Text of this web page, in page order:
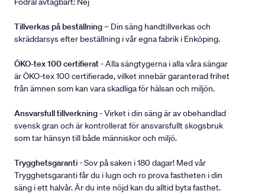
Tillverkas på beställning– Din säng handtillverkas och
skräddarsys efter beställning i vår egna fabrik i Enköping.
ÖKO-tex 100 certifierat- Alla sängtygerna i alla våra sängar
är ÖKO-tex 100 certifierade, vilket innebär garanterad frihet
från ämnen som kan vara skadliga för hälsan och miljön.
Ansvarsfull tillverkning- Virket i din säng är av obehandlad
svensk gran och är kontrollerat för ansvarsfullt skogsbruk
som tar hänsyn till både människor och miljö.
Trygghetsgaranti- Sov på saken i 180 dagar! Med vår
Trygghetsgaranti får du i lugn och ro prova fastheten i din
säng i ett halvår. Är du inte nöjd kan du alltid byta fasthet.